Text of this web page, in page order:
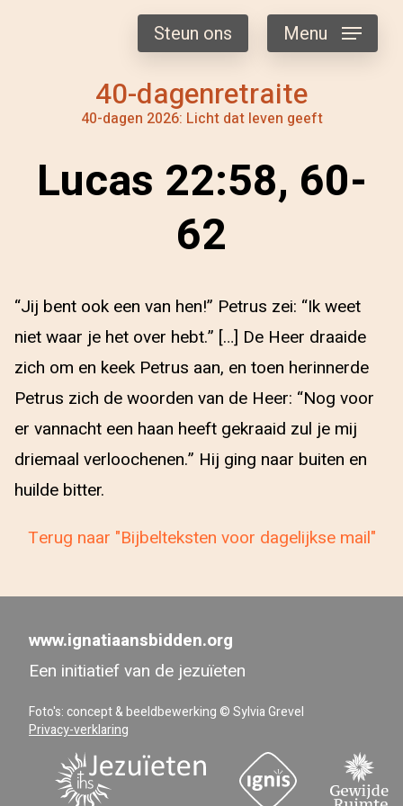
40-dagenretraite
40-dagen 2026: Licht dat leven geeft
Steun ons Menu
Lucas 22:58, 60-
62
“Jij bent ook een van hen!” Petrus zei: “Ik weet
niet waar je het over hebt.” […] De Heer draaide
zich om en keek Petrus aan, en toen herinnerde
Petrus zich de woorden van de Heer: “Nog voor
er vannacht een haan heeft gekraaid zul je mij
driemaal verloochenen.” Hij ging naar buiten en
huilde bitter.
Terug naar "Bijbelteksten voor dagelijkse mail"
www.ignatiaansbidden.org
Een initiatief van de jezuïeten
Foto's: concept & beeldbewerking © Sylvia Grevel
Privacy-verklaring